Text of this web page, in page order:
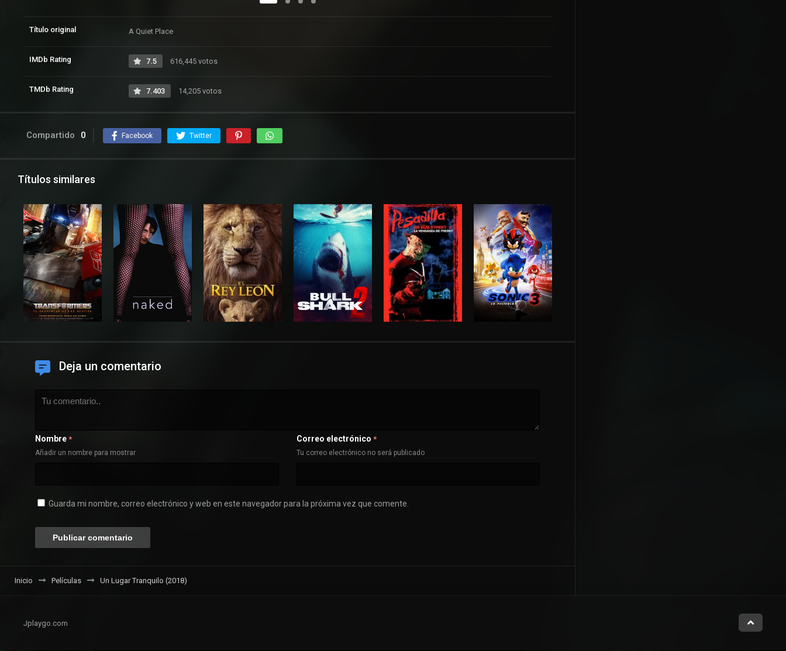
Título original A Quiet Place
IMDb Rating 7.5 616,445 votos
TMDb Rating 7.403 14,205 votos
Compartido 0 Facebook Twitter
Títulos similares
Deja un comentario
Nombre *
Añadir un nombre para mostrar
Correo electrónico *
Tu correo electrónico no será publicado
Guarda mi nombre, correo electrónico y web en este navegador para la próxima vez que comente.
Inicio Películas Un Lugar Tranquilo (2018)
Jplaygo.com